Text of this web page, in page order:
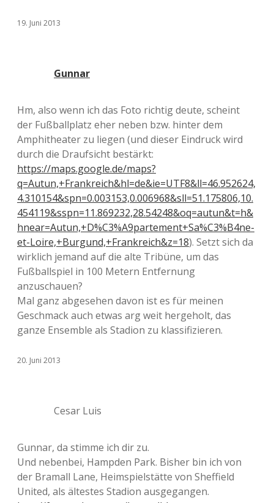
19. Juni 2013
Gunnar
Hm, also wenn ich das Foto richtig deute, scheint
der Fußballplatz eher neben bzw. hinter dem
Amphitheater zu liegen (und dieser Eindruck wird
durch die Draufsicht bestärkt:
https://maps.google.de/maps?
q=Autun,+Frankreich&hl=de&ie=UTF8&ll=46.952624,
4.310154&spn=0.003153,0.006968&sll=51.175806,10.
454119&sspn=11.869232,28.54248&oq=autun&t=h&
hnear=Autun,+D%C3%A9partement+Sa%C3%B4ne-
et-Loire,+Burgund,+Frankreich&z=18). Setzt sich da
wirklich jemand auf die alte Tribüne, um das
Fußballspiel in 100 Metern Entfernung
anzuschauen?
Mal ganz abgesehen davon ist es für meinen
Geschmack auch etwas arg weit hergeholt, das
ganze Ensemble als Stadion zu klassifizieren.
20. Juni 2013
Cesar Luis
Gunnar, da stimme ich dir zu.
Und nebenbei, Hampden Park. Bisher bin ich von
der Bramall Lane, Heimspielstätte von Sheffield
United, als ältestes Stadion ausgegangen.